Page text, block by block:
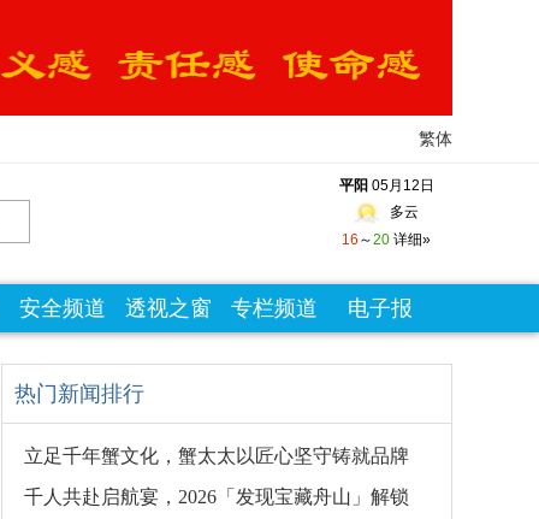
繁体
安全频道 透视之窗 专栏频道 电子报
热门新闻排行
立足千年蟹文化，蟹太太以匠心坚守铸就品牌
千人共赴启航宴，2026「发现宝藏舟山」解锁